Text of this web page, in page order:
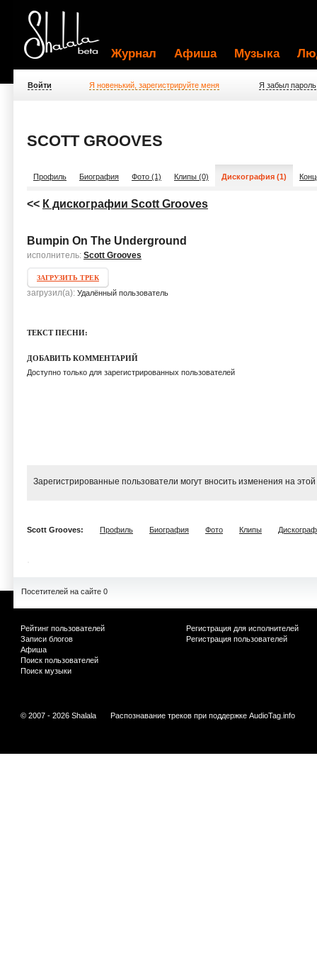
Журнал Афиша Музыка
Войти Я новенький, зарегистрируйте меня Я забыл пароль
SCOTT GROOVES
Профиль Биография Фото (1) Клипы (0) Дискография (1)
<< К дискографии Scott Grooves
Bumpin On The Underground
исполнитель: Scott Grooves
ЗАГРУЗИТЬ ТРЕК
загрузил(а): Удалённый пользователь
ТЕКСТ ПЕСНИ:
ДОБАВИТЬ КОММЕНТАРИЙ
Доступно только для зарегистрированных пользователей
Зарегистрированные пользователи могут вносить изменения на
Scott Grooves: Профиль Биография Фото Клипы
Посетителей на сайте 0
Рейтинг пользователей
Записи блогов
Афиша
Поиск пользователей
Поиск музыки
Регистрация для исполнителей
Регистрация пользователей
© 2007 - 2026 Shalala Распознавание треков при поддержке AudioTag.info